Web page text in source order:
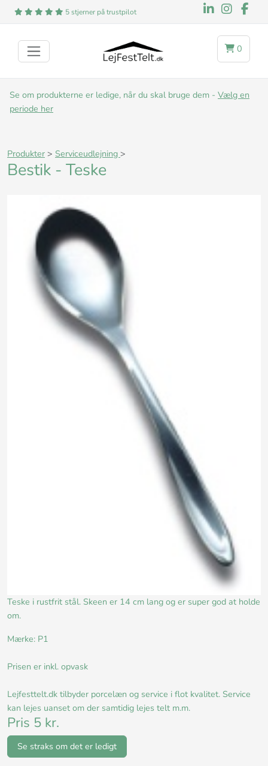
5 stjerner på trustpilot
0
Se om produkterne er ledige, når du skal bruge dem - Vælg en
periode her
Produkter > Serviceudlejning >
Bestik - Teske
Teske i rustfrit stål. Skeen er 14 cm lang og er super god at holde
om.
Mærke: P1
Prisen er inkl. opvask
Lejfesttelt.dk tilbyder porcelæn og service i flot kvalitet. Service
kan lejes uanset om der samtidig lejes telt m.m.
Pris 5 kr.
Se straks om det er ledigt